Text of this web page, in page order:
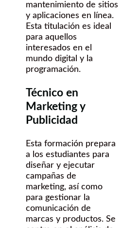
mantenimiento de sitios
y aplicaciones en línea.
Esta titulación es ideal
para aquellos
interesados en el
mundo digital y la
programación.
Técnico en
Marketing y
Publicidad
Esta formación prepara
a los estudiantes para
diseñar y ejecutar
campañas de
marketing, así como
para gestionar la
comunicación de
marcas y productos. Se